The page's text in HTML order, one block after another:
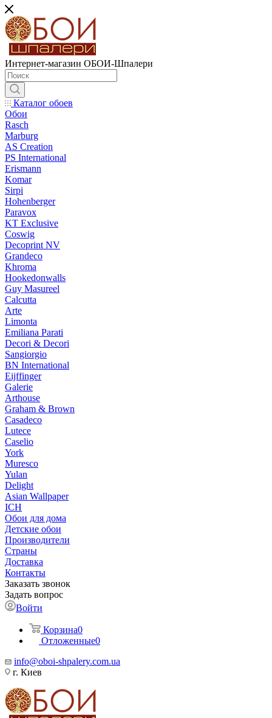
Интернет-магазин ОБОИ-Шпалери
Каталог обоев
Обои
Rasch
Marburg
AS Creation
PS International
Erismann
Komar
Sirpi
Hohenberger
Paravox
KT Exclusive
Coswig
Decoprint NV
Grandeco
Khroma
Hookedonwalls
Guy Masureel
Calcutta
Arte
Limonta
Emiliana Parati
Decori & Decori
Sangiorgio
BN International
Eijffinger
Galerie
Arthouse
Graham & Brown
Casadeco
Lutece
Caselio
York
Muresco
Yulan
Delight
Asian Wallpaper
ICH
Обои для дома
Детские обои
Производители
Страны
Доставка
Контакты
Заказать звонок
Задать вопрос
Войти
Корзина0
Отложенные0
info@oboi-shpalery.com.ua
г. Киев